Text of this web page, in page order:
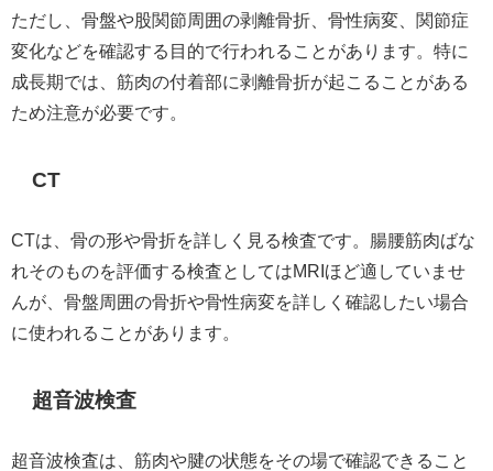
ただし、骨盤や股関節周囲の剥離骨折、骨性病変、関節症
変化などを確認する目的で行われることがあります。特に
成長期では、筋肉の付着部に剥離骨折が起こることがある
ため注意が必要です。
CT
CTは、骨の形や骨折を詳しく見る検査です。腸腰筋肉ばな
れそのものを評価する検査としてはMRIほど適していませ
んが、骨盤周囲の骨折や骨性病変を詳しく確認したい場合
に使われることがあります。
超音波検査
超音波検査は、筋肉や腱の状態をその場で確認できること